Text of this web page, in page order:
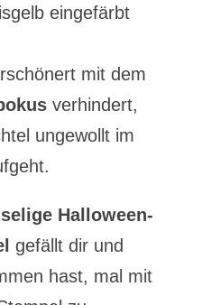
eingefärbt
mit dem
verhindert,
ungewollt im
Halloween-
gefällt dir und
hast, mal mit